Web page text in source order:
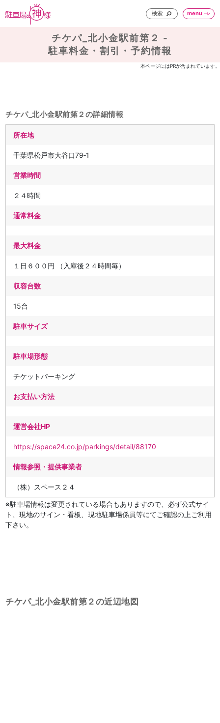
検索 menu
チケパ_北小金駅前第２ -
駐車料金・割引・予約情報
本ページにはPRが含まれています。
チケパ_北小金駅前第２の詳細情報
所在地
千葉県松戸市大谷口79‐1
営業時間
２４時間
通常料金
最大料金
１日６００円 （入庫後２４時間毎）
収容台数
15台
駐車サイズ
駐車場形態
チケットパーキング
お支払い方法
運営会社HP
https://space24.co.jp/parkings/detail/88170
情報参照・提供事業者
（株）スペース２４
※駐車場情報は変更されている場合もありますので、必ず公式サイ
ト、現地のサイン・看板、現地駐車場係員等にてご確認の上ご利用
下さい。
チケパ_北小金駅前第２の近辺地図